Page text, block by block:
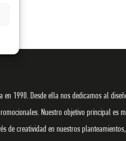
en 1990. Desde ella nos dedicamos al
Nuestro objetivo principal es
de creatividad en nuestros